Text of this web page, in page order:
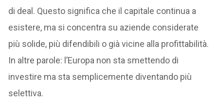
di deal. Questo significa che il capitale continua a
esistere, ma si concentra su aziende considerate
più solide, più difendibili o già vicine alla profittabilità.
In altre parole: l’Europa non sta smettendo di
investire ma sta semplicemente diventando più
selettiva.